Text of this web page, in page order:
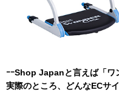
ｰｰShop Japanと言えば「ワ
実際のところ、どんなECサ